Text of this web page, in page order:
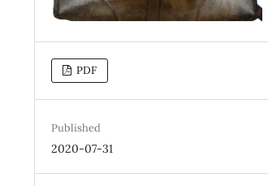
PDF
Published
2020-07-31